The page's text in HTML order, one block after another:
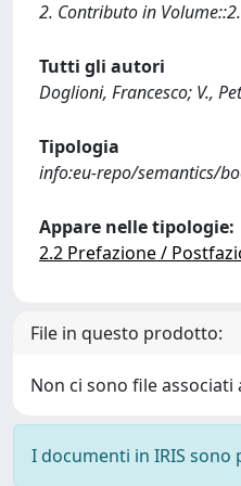
2. Contributo in
Tutti gli autori
Doglioni, Francesco; V.,
Tipologia
info:eu-repo/semantics/
Appare nelle tipologie:
2.2 Prefazione /
File in questo prodotto:
Non ci sono file
I documenti in IRIS